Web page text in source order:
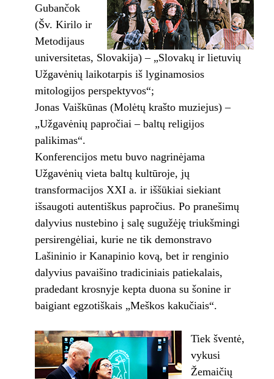
Gubančok
(Šv. Kirilo ir
Metodijaus
universitetas, Slovakija) – „Slovakų ir lietuvių
Užgavėnių laikotarpis iš lyginamosios
mitologijos perspektyvos“;
Jonas Vaiškūnas (Molėtų krašto muziejus) –
„Užgavėnių papročiai – baltų religijos
palikimas“.
Konferencijos metu buvo nagrinėjama
Užgavėnių vieta baltų kultūroje, jų
transformacijos XXI a. ir iššūkiai siekiant
išsaugoti autentiškus papročius. Po pranešimų
dalyvius nustebino į salę sugužėję triukšmingi
persirengėliai, kurie ne tik demonstravo
Lašininio ir Kanapinio kovą, bet ir renginio
dalyvius pavaišino tradiciniais patiekalais,
pradedant krosnyje kepta duona su šonine ir
baigiant egzotiškais „Meškos kakučiais“.
Tiek šventė,
vykusi
Žemaičių